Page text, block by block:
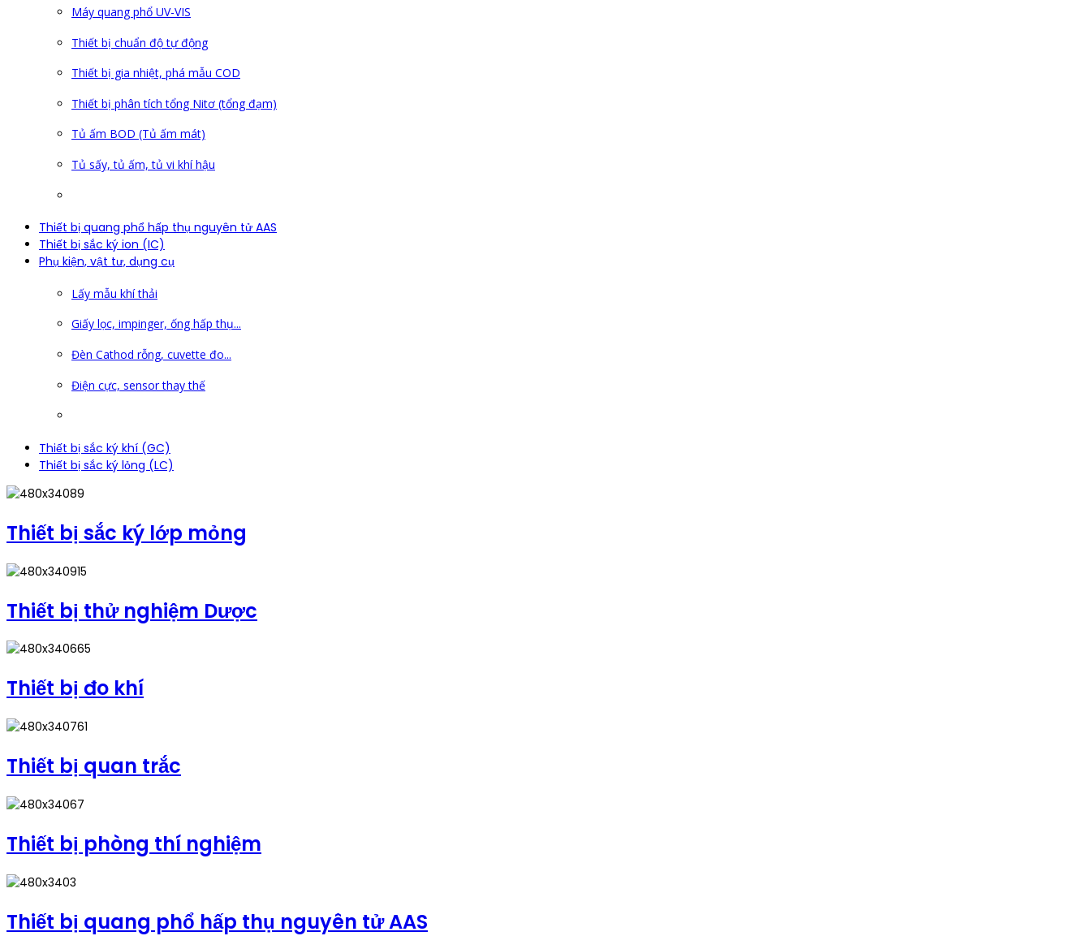
Máy quang phổ UV-VIS
Thiết bị chuẩn độ tự động
Thiết bị gia nhiệt, phá mẫu COD
Thiết bị phân tích tổng Nitơ (tổng đạm)
Tủ ấm BOD (Tủ ấm mát)
Tủ sấy, tủ ấm, tủ vi khí hậu
Thiết bị quang phổ hấp thụ nguyên tử AAS
Thiết bị sắc ký ion (IC)
Phụ kiện, vật tư, dụng cụ
Lấy mẫu khí thải
Giấy lọc, impinger, ống hấp thụ...
Đèn Cathod rỗng, cuvette đo...
Điện cực, sensor thay thế
Thiết bị sắc ký khí (GC)
Thiết bị sắc ký lỏng (LC)
Thiết bị sắc ký lớp mỏng
Thiết bị thử nghiệm Dược
Thiết bị đo khí
Thiết bị quan trắc
Thiết bị phòng thí nghiệm
Thiết bị quang phổ hấp thụ nguyên tử AAS